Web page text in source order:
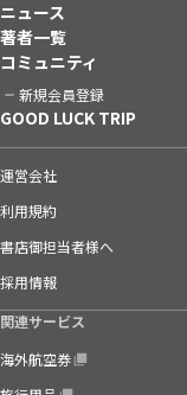
ニュース
著者一覧
コミュニティ
新規会員登録
GOOD LUCK TRIP
運営会社
利用規約
書店御担当者様へ
採用情報
関連サービス
海外航空券